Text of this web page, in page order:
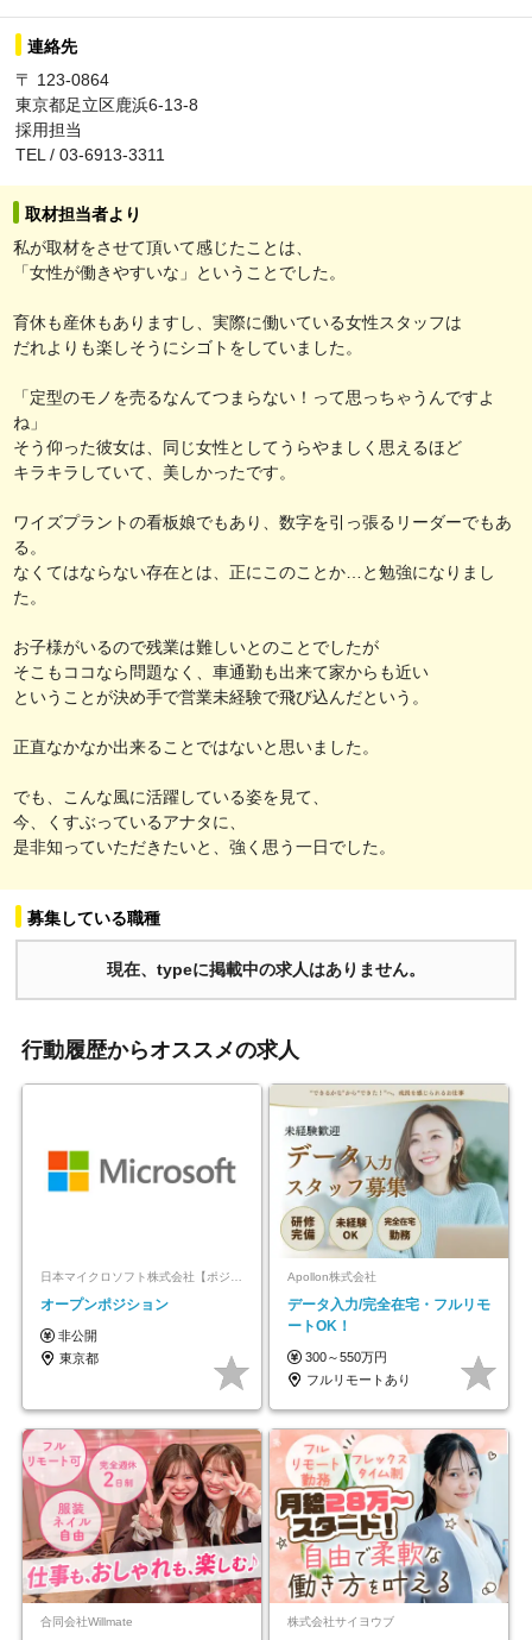
連絡先
〒 123-0864
東京都足立区鹿浜6-13-8
採用担当
TEL / 03-6913-3311
取材担当者より
私が取材をさせて頂いて感じたことは、
「女性が働きやすいな」ということでした。
育休も産休もありますし、実際に働いている女性スタッフは
だれよりも楽しそうにシゴトをしていました。
「定型のモノを売るなんてつまらない！って思っちゃうんですよ
ね」
そう仰った彼女は、同じ女性としてうらやましく思えるほど
キラキラしていて、美しかったです。
ワイズプラントの看板娘でもあり、数字を引っ張るリーダーでもあ
る。
なくてはならない存在とは、正にこのことか…と勉強になりまし
た。
お子様がいるので残業は難しいとのことでしたが
そこもココなら問題なく、車通勤も出来て家からも近い
ということが決め手で営業未経験で飛び込んだという。
正直なかなか出来ることではないと思いました。
でも、こんな風に活躍している姿を見て、
今、くすぶっているアナタに、
是非知っていただきたいと、強く思う一日でした。
募集している職種
現在、typeに掲載中の求人はありません。
行動履歴からオススメの求人
オープンポジション
非公開
東京都
Apollon株式会社
データ入力/完全在宅・フルリモ
ートOK！
300～550万円
フルリモートあり
合同会社Willmate 株式会社サイヨウブ